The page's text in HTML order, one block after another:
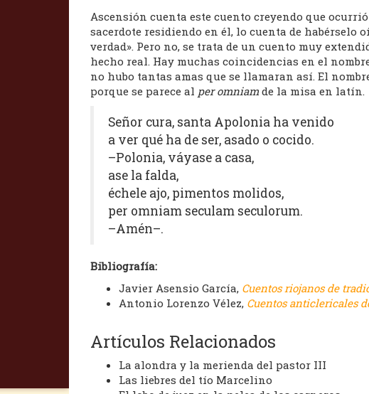
Ascensión cuenta este cuento creyendo que
sacerdote residiendo en él, lo cuenta de habérselo
verdad». Pero no, se trata de un cuento muy
hecho real. Hay muchas coincidencias en el
no hubo tantas amas que se llamaran así. El
porque se parece al per omniamde la misa en latín.
Señor cura, santa Apolonia ha venido
a ver qué ha de ser, asado o cocido.
–Polonia, váyase a casa,
ase la falda,
échele ajo, pimentos molidos,
per omniam seculam seculorum.
–Amén–.
Bibliografía:
Javier Asensio García, Cuentos riojanos de
Antonio Lorenzo Vélez, Cuentos anticlericales
Artículos Relacionados
La alondra y la merienda del pastor III
Las liebres del tío Marcelino